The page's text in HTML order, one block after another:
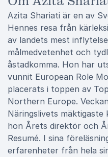
Azita Shariati är en av
Hennes resa från
av landets mest
målmedvetenhet och
åstadkomma. Hon har
vunnit European Role
placerats i toppen av
Northern Europe.
Näringslivets mäktigaste
hon Årets direktör och
Resumé. I sina
erfarenheter från hela